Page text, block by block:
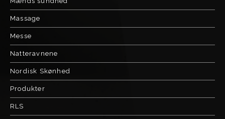
Massage
Messe
Natteravnene
Nordisk Skønhed
Produkter
RLS